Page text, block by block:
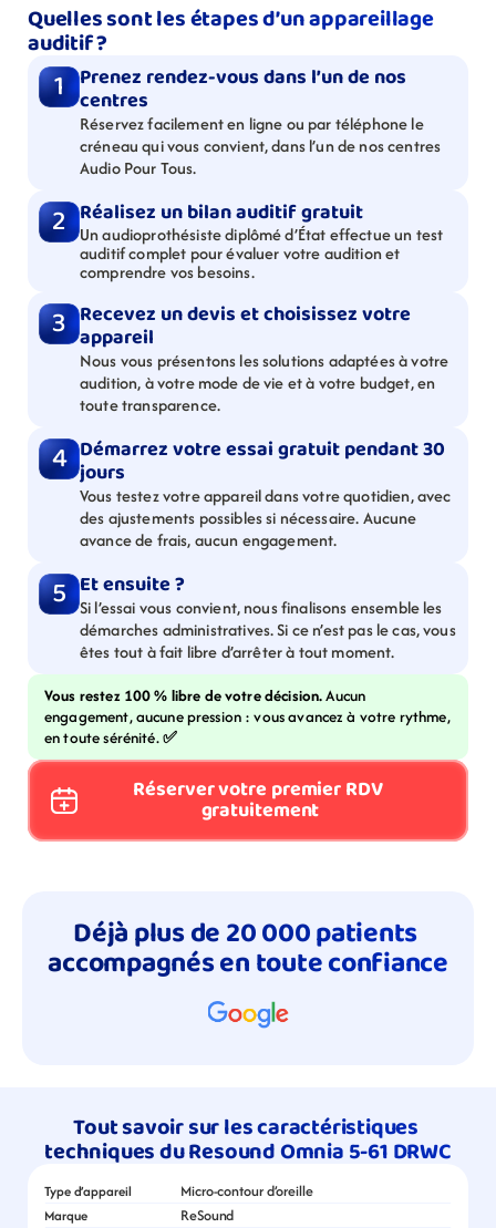
Quelles sont les étapes d’un appareillage
auditif ?
1 Prenez rendez-vous dans l’un de nos
centres
Réservez facilement en ligne ou par téléphone le
créneau qui vous convient, dans l’un de nos centres
Audio Pour Tous.
2 Réalisez un bilan auditif gratuit
Un audioprothésiste diplômé d’État effectue un test
auditif complet pour évaluer votre audition et
comprendre vos besoins.
3 Recevez un devis et choisissez votre
appareil
Nous vous présentons les solutions adaptées à votre
audition, à votre mode de vie et à votre budget, en
toute transparence.
4 Démarrez votre essai gratuit pendant 30
jours
Vous testez votre appareil dans votre quotidien, avec
des ajustements possibles si nécessaire. Aucune
avance de frais, aucun engagement.
5 Et ensuite ?
Si l’essai vous convient, nous finalisons ensemble les
démarches administratives. Si ce n’est pas le cas, vous
êtes tout à fait libre d’arrêter à tout moment.
Vous restez 100 % libre de votre décision. Aucun
engagement, aucune pression : vous avancez à votre rythme,
en toute sérénité. ✅
Réserver votre premier RDV
gratuitement
Déjà plus de 20 000 patients
accompagnés en toute confiance
Tout savoir sur les caractéristiques
techniques du Resound Omnia 5-61 DRWC
Type d’appareil Micro-contour d’oreille
Marque ReSound